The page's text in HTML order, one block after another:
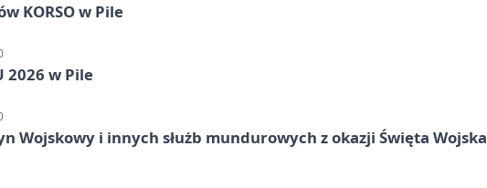
KORSO w Pile
2026 w Pile
Wojskowy i innych służb mundurowych z okazji Święta Wojska